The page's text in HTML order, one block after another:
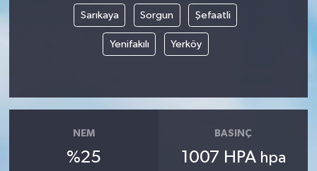
Sarıkaya Sorgun Şefaatli
Yenifakılı Yerköy
NEM
%25
BASINÇ
1007 HPA hpa